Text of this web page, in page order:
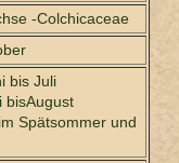
-Colchicaceae
bis Juli
bisAugust
Spätsommer und